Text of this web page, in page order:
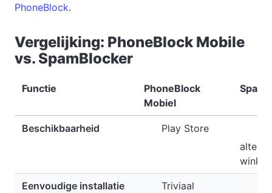
PhoneBlock.
Vergelijking: PhoneBlock Mobile
vs. SpamBlocker
Functie
PhoneBlock
Mobiel
Beschikbaarheid Play Store
Eenvoudige installatie Triviaal